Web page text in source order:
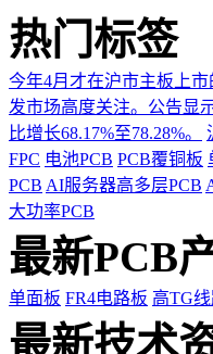
热门标签
今年4月才在沪市主板上
发市场高度关注。公告显
比增长68.17%至78.28%。
FPC 电池PCB PCB覆铜板
PCB AI服务器高多层PCB
大功率PCB
最新PCB
单面板 FR4电路板 高TG
最新技术